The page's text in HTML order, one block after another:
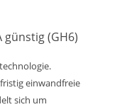
günstig (GH6)
einwandfreie
sich um